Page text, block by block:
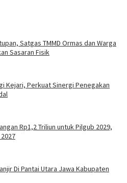
Satgas TMMD Ormas dan Warga
Sasaran Fisik
Kejari, Perkuat Sinergi Penegakan
Rp1,2 Triliun untuk Pilgub 2029,
Di Pantai Utara Jawa Kabupaten